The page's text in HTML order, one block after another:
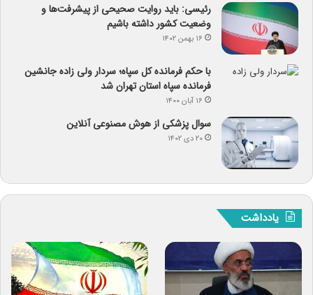
رئیسی: باید روایت صحیحی از پیشرفت‌ها و
وضعیت کشور داشته باشیم
۱۶ بهمن ۱۴۰۲
با حکم فرمانده کل سپاه؛ سردار ولی زاده جانشین
فرمانده سپاه استان تهران شد
۱۶ آبان ۱۴۰۰
سوال پزشکی از هوش مصنوعی آنلاین
۲۰ دی ۱۴۰۲
یادداشت